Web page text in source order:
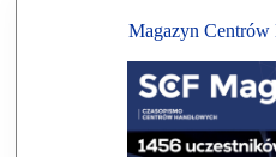
Magazyn